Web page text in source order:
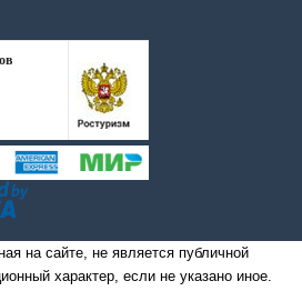
на сайте, не является публичной
характер, если не указано иное.